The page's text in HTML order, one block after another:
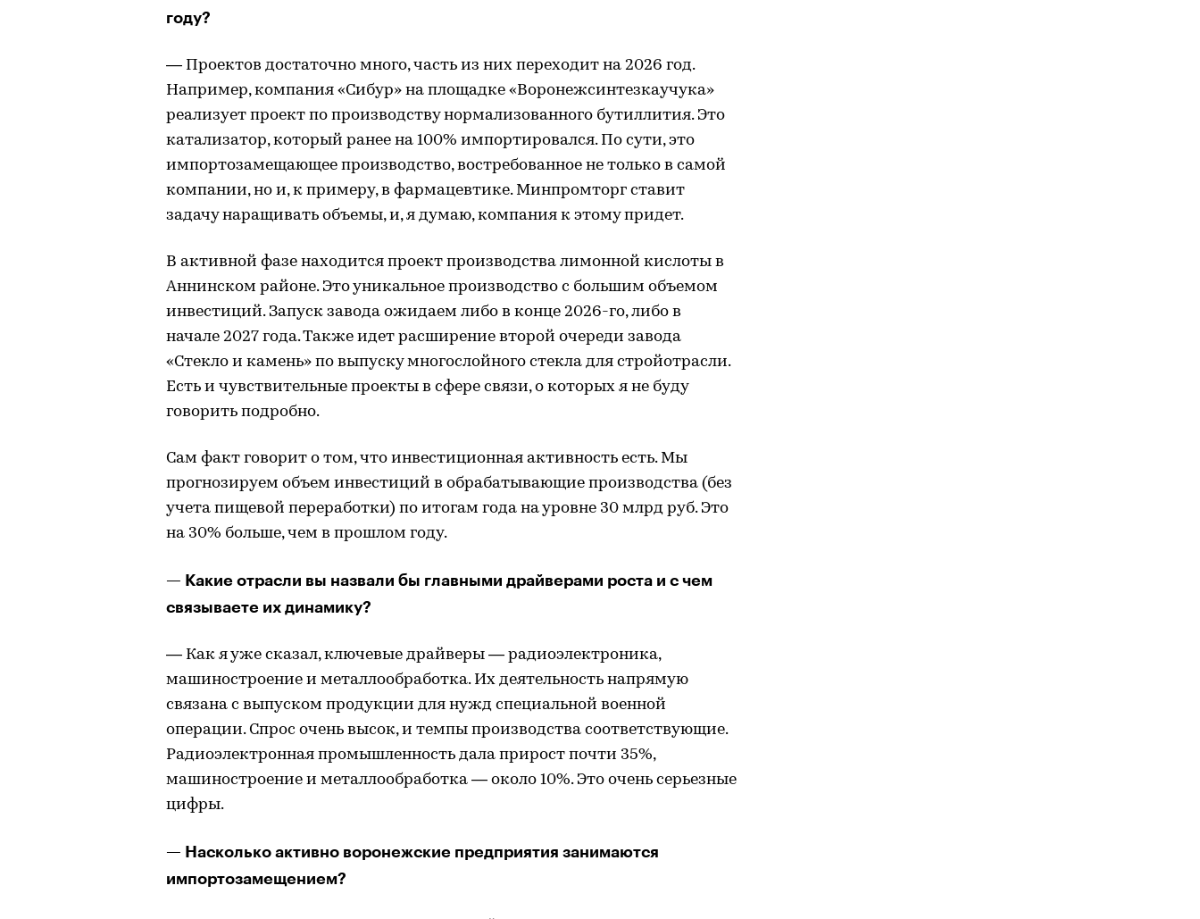
году?
— Проектов достаточно много, часть из них переходит на 2026 год.
Например, компания «Сибур» на площадке «Воронежсинтезкаучука»
реализует проект по производству нормализованного бутиллития. Это
катализатор, который ранее на 100% импортировался. По сути, это
импортозамещающее производство, востребованное не только в самой
компании, но и, к примеру, в фармацевтике. Минпромторг ставит
задачу наращивать объемы, и, я думаю, компания к этому придет.
В активной фазе находится проект производства лимонной кислоты в
Аннинском районе. Это уникальное производство с большим объемом
инвестиций. Запуск завода ожидаем либо в конце 2026-го, либо в
начале 2027 года. Также идет расширение второй очереди завода
«Стекло и камень» по выпуску многослойного стекла для стройотрасли.
Есть и чувствительные проекты в сфере связи, о которых я не буду
говорить подробно.
Сам факт говорит о том, что инвестиционная активность есть. Мы
прогнозируем объем инвестиций в обрабатывающие производства (без
учета пищевой переработки) по итогам года на уровне 30 млрд руб. Это
на 30% больше, чем в прошлом году.
— Какие отрасли вы назвали бы главными драйверами роста и с чем
связываете их динамику?
— Как я уже сказал, ключевые драйверы — радиоэлектроника,
машиностроение и металлообработка. Их деятельность напрямую
связана с выпуском продукции для нужд специальной военной
операции. Спрос очень высок, и темпы производства соответствующие.
Радиоэлектронная промышленность дала прирост почти 35%,
машиностроение и металлообработка — около 10%. Это очень серьезные
цифры.
— Насколько активно воронежские предприятия занимаются
импортозамещением?